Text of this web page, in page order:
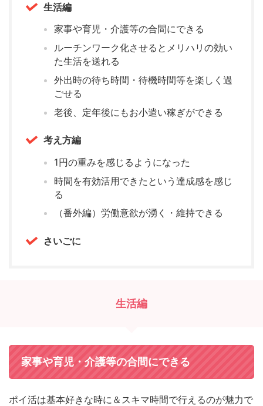
生活編
家事や育児・介護等の合間にできる
ルーチンワーク化させるとメリハリの効い
た生活を送れる
外出時の待ち時間・待機時間等を楽しく過
ごせる
老後、定年後にもお小遣い稼ぎができる
考え方編
1円の重みを感じるようになった
時間を有効活用できたという達成感を感じ
る
（番外編）労働意欲が湧く・維持できる
さいごに
生活編
家事や育児・介護等の合間にできる
ポイ活は基本好きな時に＆スキマ時間で行えるのが魅力で